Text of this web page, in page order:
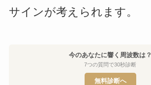
サインが考えられます。
今のあなたに響く周波数は？
7つの質問で30秒診断
無料診断へ